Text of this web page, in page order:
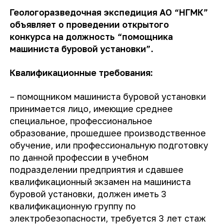
Геологоразведочная экспедиция АО “НГМК”
объявляет о проведении открытого
конкурса на должность “помощника
машиниста буровой установки”.
Квалификационные требования:
– помощником машиниста буровой установки
принимается лицо, имеющие среднее
специальное, профессиональное
образование, прошедшее производственное
обучение, или профессиональную подготовку
по данной профессии в учебном
подразделении предприятия и сдавшее
квалификационный экзамен на машиниста
буровой установки, должен иметь 3
квалификационную группу по
электробезопасности, требуется 3 лет стаж